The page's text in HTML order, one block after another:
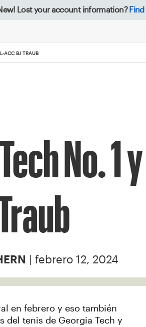
Lost your account information?
ACC BJ TRAUB
No. 1
| febrero 12, 2024
en febrero y eso también
del tenis de Georgia Tech y